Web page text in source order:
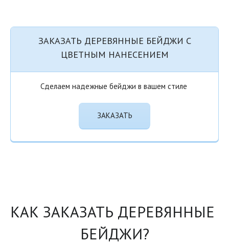
ЗАКАЗАТЬ ДЕРЕВЯННЫЕ БЕЙДЖИ С
ЦВЕТНЫМ НАНЕСЕНИЕМ
Сделаем надежные бейджи в вашем стиле
ЗАКАЗАТЬ
КАК ЗАКАЗАТЬ ДЕРЕВЯННЫЕ
БЕЙДЖИ?